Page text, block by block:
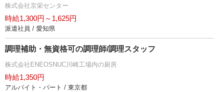
株式会社京栄センター
時給1,300円～1,625円
派遣社員 / 愛知県
調理補助・無資格可の調理師/調理スタッフ
株式会社ENEOSNUC川崎工場内の厨房
時給1,350円
アルバイト・パート / 東京都